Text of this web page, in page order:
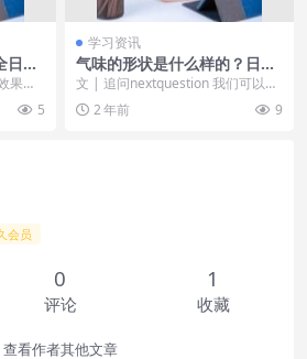
日制
果
否
5
学习资讯
气味的形状是什么样的？日本
十大不老女神
文 | 追问nextquestion 我们可以用
三棱镜分辨光线，用音调分辨声
音，...2 年前 9
会员
0
评论
1
收藏
查看作者其他文章